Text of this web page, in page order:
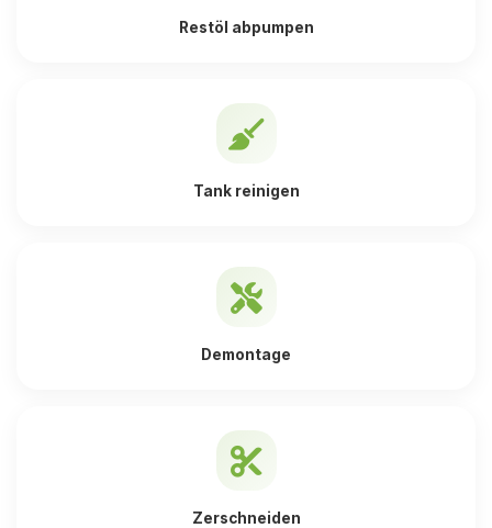
Restöl abpumpen
Tank reinigen
Demontage
Zerschneiden